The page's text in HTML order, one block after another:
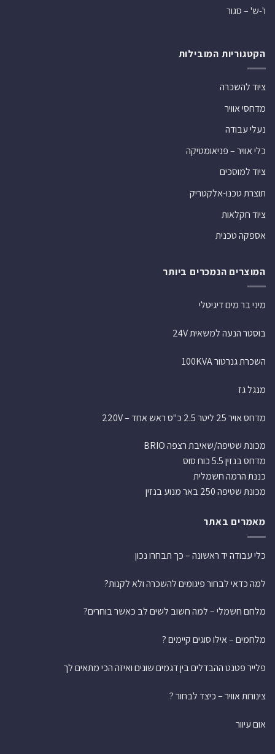
ו'-ש' – סגור
הקטגוריות המובילות
ציוד להשכרה
מדחסי אוויר
נעלי עבודה
כלי אוויר – פניאומטיקה
ציוד למוסכים
תוצרת טכנו-אלקטריק
ציוד חקלאות
אספקה טכנית
המוצרים הנמכרים ביותר
מיני בר מים דיגיטלי
בוסטר הנעה למשאית 24V
השכרת גנרטור 100KVA
מנגל גז
מדחס אויר 25 ליטר 2.5 כ"ס ראש אחד – 220V
מכונת שטיפה/שאיבת רצפה BRIO
מדחס בנזין 5.5 כוח סוס
כננת הרמה חשמלית
מכונת שטיפה 250 באר מנוע בנזין
מאמרים באתר
כלי עבודה יד ראשונה – כך תבחרו נכון
למה כדאי לבחור פיגומים להשכרה ולא לקנות?
מלחם חשמלי – למה חשוב לשים לב כאשר בוחרים?
מלחמים – אילו סוגים קיימים ?
פלייר פטנט ההבדלים בין דגמים שונים ואיזה הכי מתאים לך
צינורות אוויר – כיצד לבחור ?
אום עיוור